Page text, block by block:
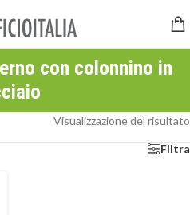
con colonnino in
Visualizzazione del risultato
Filtra